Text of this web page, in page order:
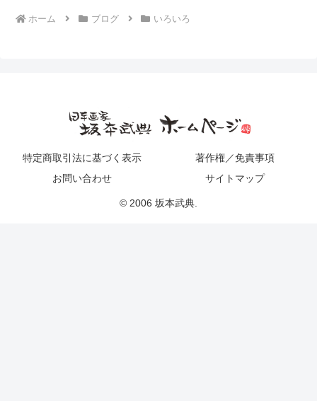
ホーム ブログ いろいろ
特定商取引法に基づく表示
著作権／免責事項
お問い合わせ
サイトマップ
© 2006 坂本武典.